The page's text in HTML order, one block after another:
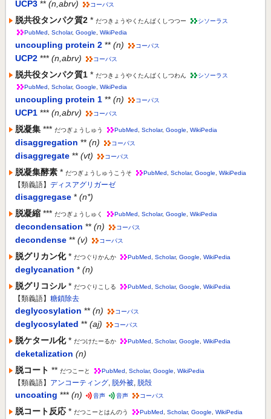
UCP3 ** (n,abrv) コーパス
脱共役タンパク質2 * だつきょうやくたんぱくしつつー
シソーラス
PubMed
Scholar, Google WikiPedia
uncoupling protein 2 ** (n) コーパス
UCP2 *** (n,abrv) コーパス
脱共役タンパク質1 * だつきょうやくたんぱくしつわん
シソーラス
PubMed
Scholar, Google WikiPedia
uncoupling protein 1 ** (n) コーパス
UCP1 *** (n,abrv) コーパス
脱凝集 *** だつぎょうしゅう PubMed Scholar, Google WikiPedia
disaggregation ** (n) コーパス
disaggregate ** (vt) コーパス
脱凝集酵素 * だつぎょうしゅうこうそ PubMed Scholar, Google WikiPedia
【類義語】 ディスアグリガーゼ
disaggregase * (n*)
脱凝縮 *** だつぎょうしゅく PubMed Scholar, Google WikiPedia
decondensation ** (n) コーパス
decondense ** (v) コーパス
脱グリカン化 * だつぐりかんか PubMed Scholar, Google WikiPedia
deglycanation * (n)
脱グリコシル * だつぐりこしる PubMed Scholar, Google WikiPedia
【類義語】 糖鎖除去
deglycosylation ** (n) コーパス
deglycosylated ** (aj) コーパス
脱ケタール化 * だつけたーるか PubMed Scholar, Google WikiPedia
deketalization (n)
脱コート ** だつこーと PubMed Scholar, Google WikiPedia
【類義語】 アンコーティング, 脱外被, 脱殻
uncoating *** (n) 音声 音声 コーパス
脱コート反応 * だつこーとはんのう PubMed Scholar, Google WikiPedia